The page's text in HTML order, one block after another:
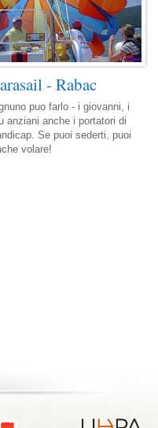
- Rabac
puo farlo - i giovanni, i
anziani anche i portatori di
Se puoi sederti, puoi
volare!